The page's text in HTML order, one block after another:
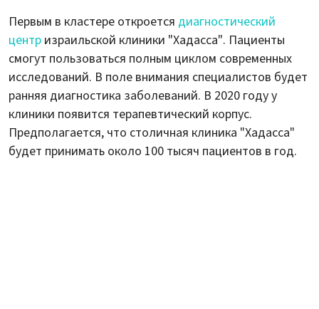
Первым в кластере откроется диагностический
центр израильской клиники "Хадасса". Пациенты
смогут пользоваться полным циклом современных
исследований. В поле внимания специалистов будет
ранняя диагностика заболеваний. В 2020 году у
клиники появится терапевтический корпус.
Предполагается, что столичная клиника "Хадасса"
будет принимать около 100 тысяч пациентов в год.